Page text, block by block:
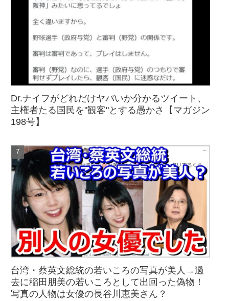
Dr.ナイフがどれだけヤバいか分かるツイート、
主権者たる国民を"観客"とする愚かさ【マガジン
198号】
台湾・蔡英文総統の若いころの写真が美人→過
去に稲田朋美の若いころとして出回った偽物！
写真の人物は女優の長谷川恵美さん？